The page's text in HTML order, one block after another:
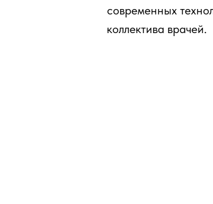
современных
коллектива врачей.